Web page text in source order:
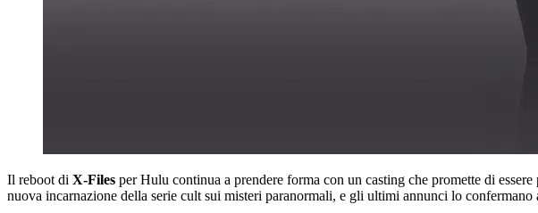
Il reboot di X-Files per Hulu continua a prendere forma con un casting che promette di essere
nuova incarnazione della serie cult sui misteri paranormali, e gli ultimi annunci lo confermano